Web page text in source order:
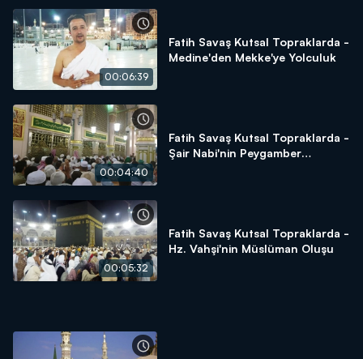
00:06:39
Fatih Savaş Kutsal Topraklarda -
Medine'den Mekke'ye Yolculuk
00:04:40
Fatih Savaş Kutsal Topraklarda -
Şair Nabi'nin Peygamber
00:05:32
Fatih Savaş Kutsal Topraklarda -
Hz. Vahşi'nin Müslüman Oluşu